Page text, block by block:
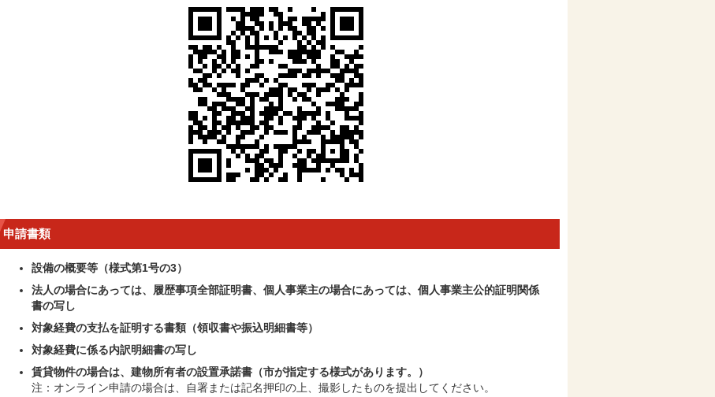
申請書類
設備の概要等（様式第1号の3）
法人の場合にあっては、履歴事項全部証明書、個人事業主の場合にあっては、個人事業主公的証明関係
書の写し
対象経費の支払を証明する書類（領収書や振込明細書等）
対象経費に係る内訳明細書の写し
賃貸物件の場合は、建物所有者の設置承諾書（市が指定する様式があります。）
注：オンライン申請の場合は、自署または記名押印の上、撮影したものを提出してください。